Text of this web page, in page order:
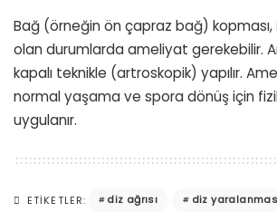
Bağ (örneğin ön çapraz bağ) kopması,
olan durumlarda ameliyat gerekebilir.
kapalı teknikle (artroskopik) yapılır.
normal yaşama ve spora dönüş için
uygulanır.
ETIKETLER: diz ağrısı diz